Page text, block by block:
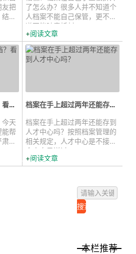
友把
果
了怎么办？很多人并不知道个
人档案不能自己保管，更不知
道不能随意拆封...
阅读文章
档案没有密封怎么存档？看情况才能...
今天
能帮
的
档案在手上超过两年还能存到人才...
档案在手上超过两年还能存到
人才中心吗？按照档案管理的
相关规定，人才中心是不接收
个人自己送过...
阅读文章
本栏推荐